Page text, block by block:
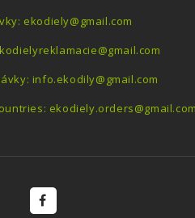
ekodiely@gmail.com
info.ekodily@gmail.com